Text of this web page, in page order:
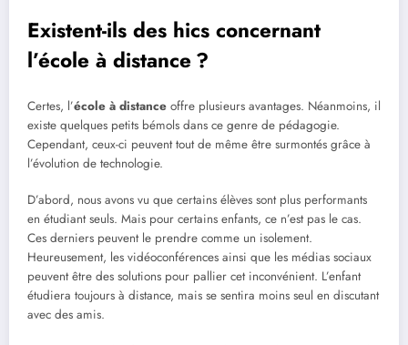
Existent-ils des hics concernant
l’école à distance ?
Certes, l’école à distance offre plusieurs avantages. Néanmoins, il
existe quelques petits bémols dans ce genre de pédagogie.
Cependant, ceux-ci peuvent tout de même être surmontés grâce à
l’évolution de technologie.
D’abord, nous avons vu que certains élèves sont plus performants
en étudiant seuls. Mais pour certains enfants, ce n’est pas le cas.
Ces derniers peuvent le prendre comme un isolement.
Heureusement, les vidéoconférences ainsi que les médias sociaux
peuvent être des solutions pour pallier cet inconvénient. L’enfant
étudiera toujours à distance, mais se sentira moins seul en discutant
avec des amis.